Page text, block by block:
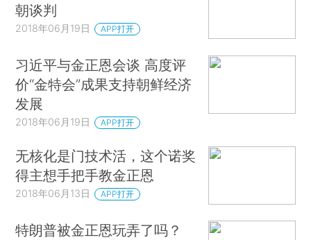
朝谈判
2018年06月19日 APP打开
习近平与金正恩会谈 高度评
价“金特会”成果支持朝鲜经济
发展
2018年06月19日 APP打开
无核化是门技术活，这个诺奖
得主想手把手教金正恩
2018年06月13日 APP打开
特朗普被金正恩玩弄了吗？